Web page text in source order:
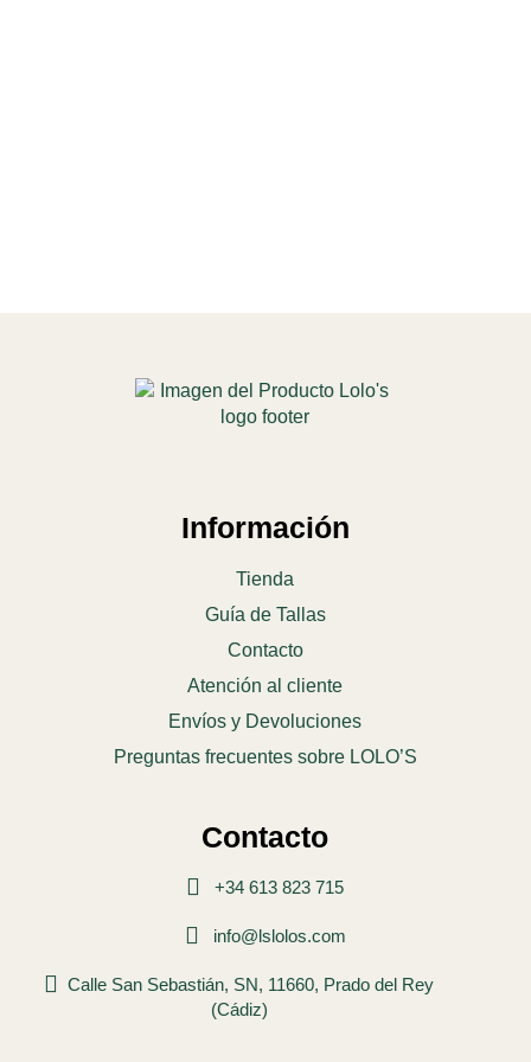
Información
Tienda
Guía de Tallas
Contacto
Atención al cliente
Envíos y Devoluciones
Preguntas frecuentes sobre LOLO’S
Contacto
+34 613 823 715
info@lslolos.com
Calle San Sebastián, SN, 11660, Prado del Rey
(Cádiz)